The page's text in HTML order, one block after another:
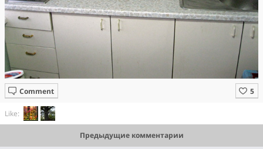
Comment
Like:
Предыдущие комментарии